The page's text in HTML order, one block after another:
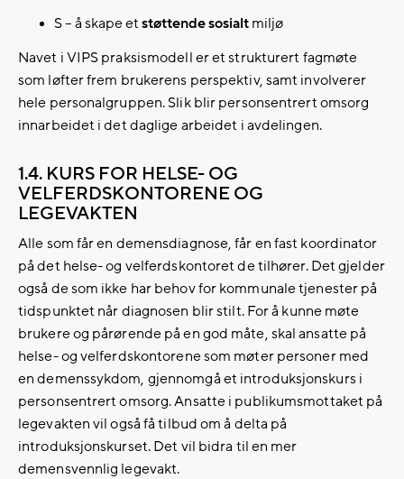
S – å skape etstøttende sosialt miljø
Navet i VIPS praksismodell er et strukturert fagmøte
som løfter frem brukerens perspektiv, samt involverer
hele personalgruppen. Slik blir personsentrert omsorg
innarbeidet i det daglige arbeidet i avdelingen.
1.4. KURS FOR HELSE- OG
VELFERDSKONTORENE OG
LEGEVAKTEN
Alle som får en demensdiagnose, får en fast koordinator
på det helse- og velferdskontoret de tilhører. Det gjelder
også de som ikke har behov for kommunale tjenester på
tidspunktet når diagnosen blir stilt. For å kunne møte
brukere og pårørende på en god måte, skal ansatte på
helse- og velferdskontorene som møter personer med
en demenssykdom, gjennomgå et introduksjonskurs i
personsentrert omsorg. Ansatte i publikumsmottaket på
legevakten vil også få tilbud om å delta på
introduksjonskurset. Det vil bidra til en mer
demensvennlig legevakt.